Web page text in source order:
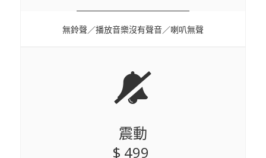
無鈴聲／播放音樂沒有聲音／喇叭無聲
震動
$ 499